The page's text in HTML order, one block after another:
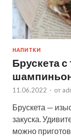
НАПИТКИ
Брускета
11.06.2022 - от
Брускета —
закуска.
можно